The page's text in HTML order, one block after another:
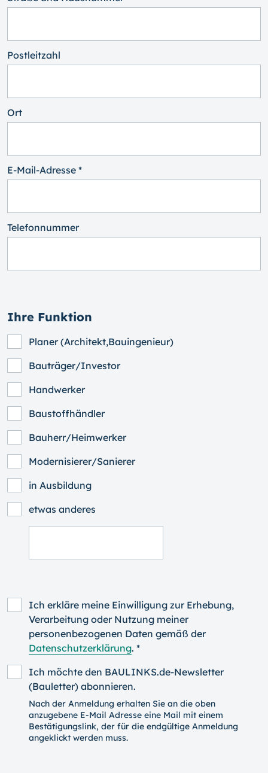
Postleitzahl
Ort
E-Mail-Adresse *
Telefonnummer
Ihre Funktion
Planer (Architekt,Bauingenieur)
Bauträger/Investor
Handwerker
Baustoffhändler
Bauherr/Heimwerker
Modernisierer/Sanierer
in Ausbildung
etwas anderes
Ich erkläre meine Einwilligung zur Erhebung,
Verarbeitung oder Nutzung meiner
personenbezogenen Daten gemäß der
Datenschutzerklärung. *
Ich möchte den BAULINKS.de-Newsletter
(Bauletter) abonnieren.
Nach der Anmeldung erhalten Sie an die oben
anzugebene E-Mail Adresse eine Mail mit einem
Bestätigungslink, der für die endgültige Anmeldung
angeklickt werden muss.